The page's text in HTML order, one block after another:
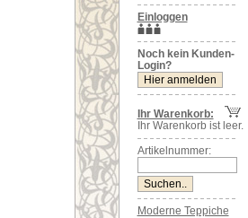
Einloggen
Noch kein Kunden-
Login?
Ihr Warenkorb:
Ihr Warenkorb ist leer.
Artikelnummer:
Moderne Teppiche